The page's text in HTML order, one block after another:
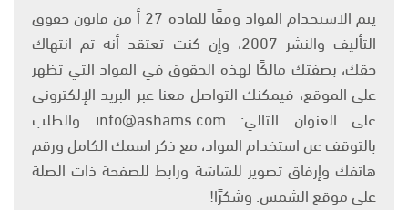
يتم الاستخدام المواد وفقًا للمادة 27 أ من قانون حقوق
التأليف والنشر 2007، وإن كنت تعتقد أنه تم انتهاك
حقك، بصفتك مالكًا لهذه الحقوق في المواد التي تظهر
على الموقع، فيمكنك التواصل معنا عبر البريد الإلكتروني
على العنوان التالي: info@ashams.com والطلب
بالتوقف عن استخدام المواد، مع ذكر اسمك الكامل ورقم
هاتفك وإرفاق تصوير للشاشة ورابط للصفحة ذات الصلة
على موقع الشمس. وشكرًا!